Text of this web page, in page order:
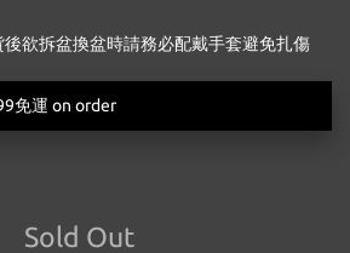
後欲拆盆換盆時請務必配戴手套避免扎傷
免運 on order
Sold Out